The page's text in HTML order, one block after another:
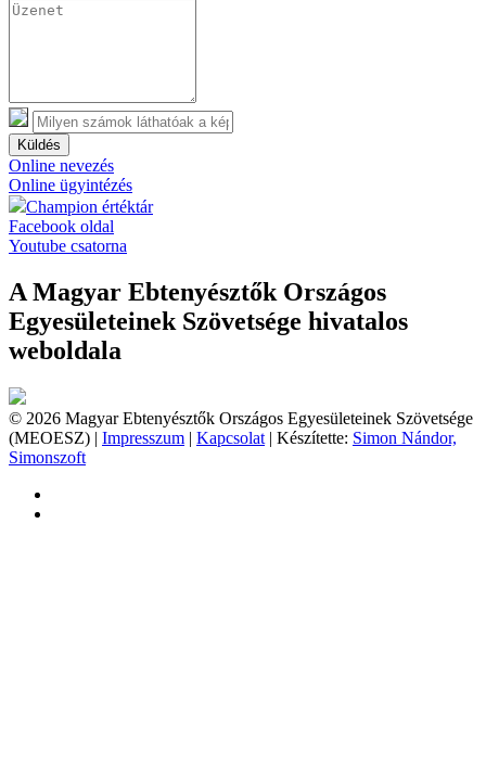
Küldés
Online nevezés
Online ügyintézés
Champion értéktár
Facebook oldal
Youtube csatorna
A Magyar Ebtenyésztők Országos
Egyesületeinek Szövetsége hivatalos
weboldala
© 2026 Magyar Ebtenyésztők Országos Egyesületeinek Szövetsége
(MEOESZ) | Impresszum | Kapcsolat | Készítette: Simon Nándor,
Simonszoft